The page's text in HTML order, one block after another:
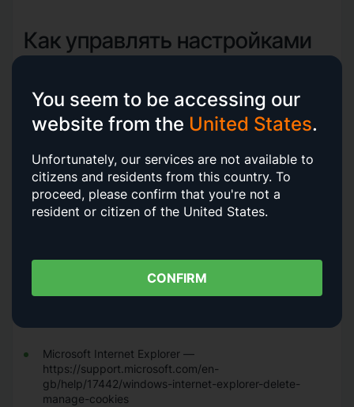
Как управлять настройками
файлов cookie
Вы можете удалить файлы cookie, сохраненные на
вашем компьютере при посещении наших веб-сайтов с
помощью настроек вашего браузера. Инструкции по
браузерах можно найти ниже:
Google Chrome —
https://support.google.com/accounts/answer/61416?
co=GENIE.Platform%3DDesktop&hl=en
us/windows-10-microsoft-edge-and-privacy
Microsoft Internet Explorer —
https://support.microsoft.com/en-
gb/help/17442/windows-internet-explorer-delete-
manage-cookies
You seem to be accessing our
website from the United States.
Unfortunately, our services are not available to
citizens and residents from this country. To
proceed, please confirm that you're not a
resident or citizen of the United States.
CONFIRM